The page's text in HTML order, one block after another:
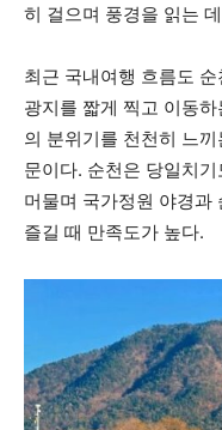
히 걸으며 풍경을 읽는
최근 국내여행 흐름도
광지를 짧게 찍고 이동
의 분위기를 천천히 느
문이다. 순천은 당일치
머물며 국가정원 야경과
즐길 때 만족도가 높다.